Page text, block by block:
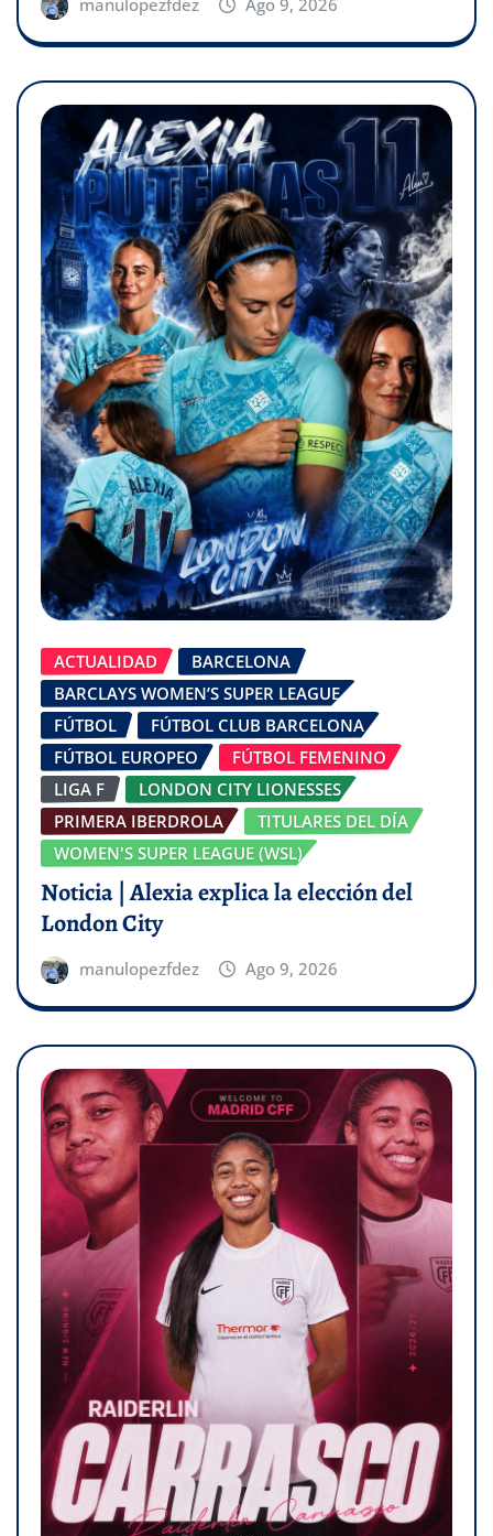
manulopezfdez Ago 9, 2026
ACTUALIDAD
BARCELONA
BARCLAYS WOMEN’S SUPER LEAGUE
FÚTBOL
FÚTBOL CLUB BARCELONA
FÚTBOL EUROPEO
FÚTBOL FEMENINO
LIGA F
LONDON CITY LIONESSES
PRIMERA IBERDROLA
TITULARES DEL DÍA
WOMEN'S SUPER LEAGUE (WSL)
Noticia | Alexia explica la elección del
London City
manulopezfdez Ago 9, 2026